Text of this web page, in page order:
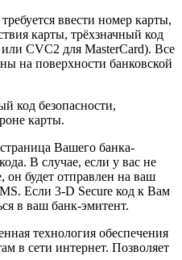
ввести номер карты,
карты, трёхзначный код
CVC2 для MasterCard). Все
на поверхности банковской
код безопасности,
карты.
Вашего банка-
В случае, если у вас не
он будет отправлен на ваш
Если 3-D Secure код к Вам
в ваш банк-эмитент.
технология обеспечения
в сети интернет. Позволяет